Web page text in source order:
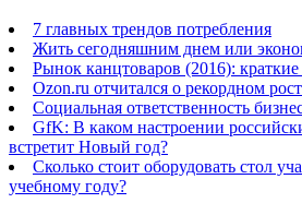
7 главных трендов потребления
Жить сегодняшним днем или
Рынок канцтоваров (2016):
Ozon.ru отчитался о рекордном
Социальная ответственность
GfK: В каком настроении
встретит Новый год?
Сколько стоит оборудовать стол
учебному году?